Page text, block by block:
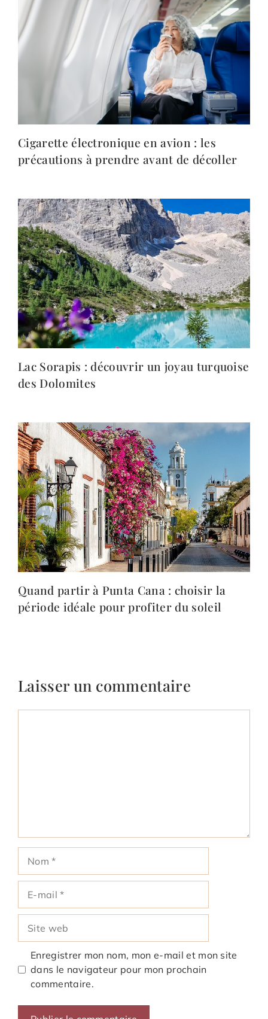
Cigarette électronique en avion : les
précautions à prendre avant de décoller
Lac Sorapis : découvrir un joyau turquoise
des Dolomites
Quand partir à Punta Cana : choisir la
période idéale pour profiter du soleil
Laisser un commentaire
mail
web
Enregistrer mon nom, mon e-mail et mon site
dans le navigateur pour mon prochain
commentaire.